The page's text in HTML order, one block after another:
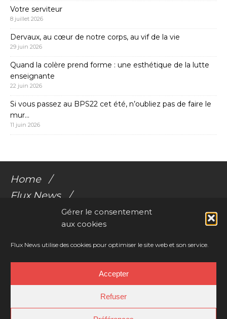
Gérer le consentement
aux cookies
Flux News utilise des cookies pour optimiser le site web et son service.
Accepter
Refuser
Votre serviteur
8 juillet 2026
Dervaux, au cœur de notre corps, au vif de la vie
29 juin 2026
Quand la colère prend forme : une esthétique de la lutte
enseignante
22 juin 2026
Si vous passez au BPS22 cet été, n’oubliez pas de faire le
mur…
11 juin 2026
Home
Flux News
Galerie Flux
Videos
Résonances Corporelles